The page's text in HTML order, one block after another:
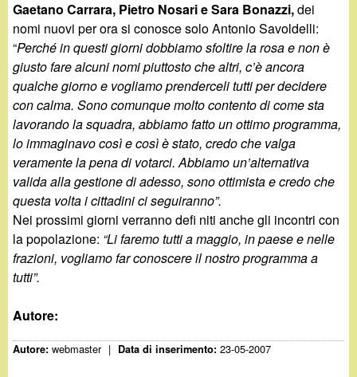
i
t
Gaetano Carrara, Pietro Nosari e Sara Bonazzi,dei
nomi nuovi per ora si conosce solo Antonio Savoldelli:
“Perché in questi giorni dobbiamo sfoltire la rosa e non è
giusto fare alcuni nomi piuttosto che altri, c’è ancora
qualche giorno e vogliamo prenderceli tutti per decidere
con calma. Sono comunque molto contento di come sta
lavorando la squadra, abbiamo fatto un ottimo programma,
lo immaginavo così e così è stato, credo che valga
veramente la pena di votarci. Abbiamo un’alternativa
valida alla gestione di adesso, sono ottimista e credo che
questa volta i cittadini ci seguiranno”.
Nei prossimi giorni verranno defi niti anche gli incontri con
la popolazione: “Li faremo tutti a maggio, in paese e nelle
frazioni, vogliamo far conoscere il nostro programma a
tutti”.
Autore:
Autore:webmaster | Data di inserimento:23-05-2007